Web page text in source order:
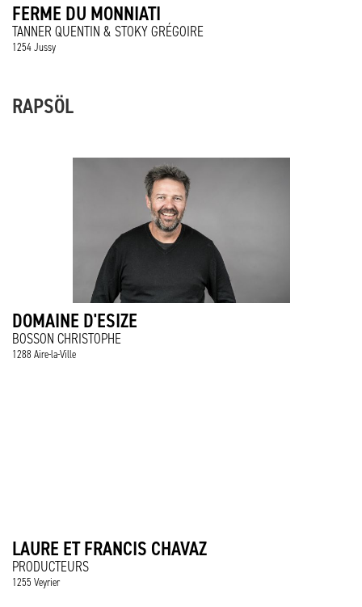
FERME DU MONNIATI
TANNER QUENTIN & STOKY GRÉGOIRE
1254 Jussy
RAPSÖL
DOMAINE D'ESIZE
BOSSON CHRISTOPHE
1288 Aire-la-Ville
LAURE ET FRANCIS CHAVAZ
PRODUCTEURS
1255 Veyrier